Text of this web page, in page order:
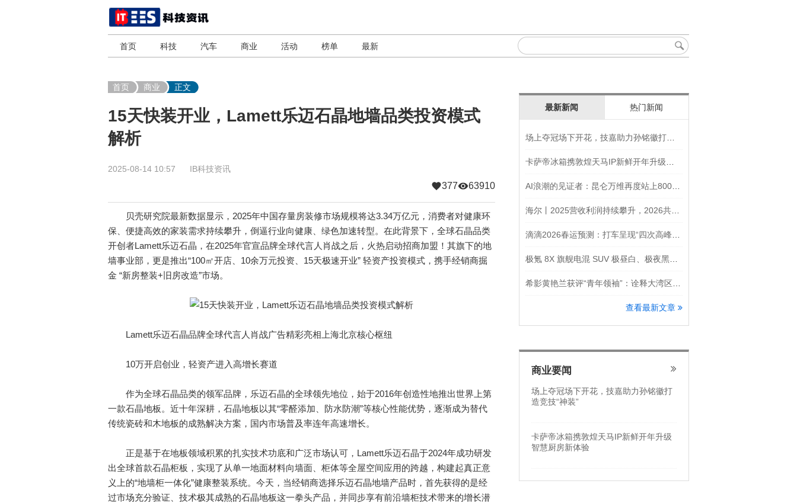
首页 科技 汽车 商业 活动 榜单 最新
首页 商业 正文
15天快装开业，Lamett乐迈石晶地墙品类投资模式
解析
2025-08-14 10:57 IB科技资讯
377 63910
贝壳研究院最新数据显示，2025年中国存量房装修市场规模将达3.34万亿元，消费者对健康环
保、便捷高效的家装需求持续攀升，倒逼行业向健康、绿色加速转型。在此背景下，全球石晶品类
开创者Lamett乐迈石晶，在2025年官宣品牌全球代言人肖战之后，火热启动招商加盟！其旗下的地
墙事业部，更是推出“100㎡开店、10余万元投资、15天极速开业” 轻资产投资模式，携手经销商掘
金 “新房整装+旧房改造”市场。
Lamett乐迈石晶品牌全球代言人肖战广告精彩亮相上海北京核心枢纽
10万开启创业，轻资产进入高增长赛道
作为全球石晶品类的领军品牌，乐迈石晶的全球领先地位，始于2016年创造性地推出世界上第
一款石晶地板。近十年深耕，石晶地板以其“零醛添加、防水防潮”等核心性能优势，逐渐成为替代
传统瓷砖和木地板的成熟解决方案，国内市场普及率连年高速增长。
正是基于在地板领域积累的扎实技术功底和广泛市场认可，Lamett乐迈石晶于2024年成功研发
出全球首款石晶柜板，实现了从单一地面材料向墙面、柜体等全屋空间应用的跨越，构建起真正意
义上的“地墙柜一体化”健康整装系统。今天，当经销商选择乐迈石晶地墙产品时，首先获得的是经
过市场充分验证、技术极其成熟的石晶地板这一拳头产品，并同步享有前沿墙柜技术带来的增长潜
最新新闻 热门新闻
查看最新文章
商业要闻
场上夺冠场下开花，技嘉助力孙铭徽打
造竞技“神装”
卡萨帝冰箱携敦煌天马IP新鲜开年升级
智慧厨房新体验